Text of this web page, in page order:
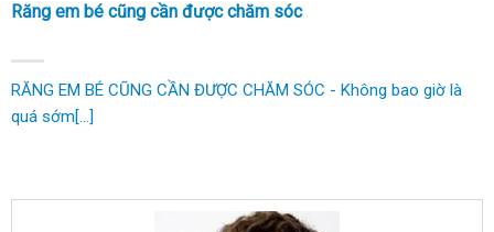
Răng em bé cũng cần được chăm sóc
RĂNG EM BÉ CŨNG CẦN ĐƯỢC CHĂM SÓC - Không bao giờ là
quá sớm[...]